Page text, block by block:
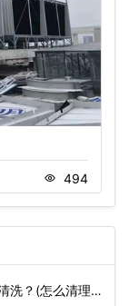
494
洗？(怎么清理